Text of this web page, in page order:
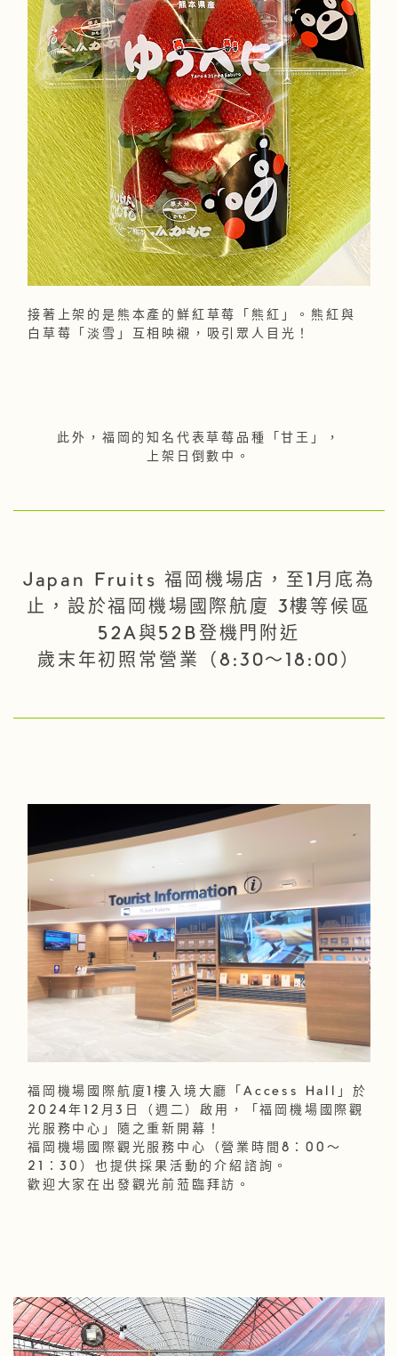
接著上架的是熊本產的鮮紅草莓「熊紅」。熊紅與
白草莓「淡雪」互相映襯，吸引眾人目光！
此外，福岡的知名代表草莓品種「甘王」，
上架日倒數中。
Japan Fruits 福岡機場店，至1月底為
止，設於福岡機場國際航廈 3樓等候區
52A與52B登機門附近
歲末年初照常營業（8:30～18:00）
福岡機場國際航廈1樓入境大廳「Access Hall」於
2024年12月3日（週二）啟用，「福岡機場國際觀
光服務中心」隨之重新開幕！
福岡機場國際觀光服務中心（營業時間8：00～
21：30）也提供採果活動的介紹諮詢。
歡迎大家在出發觀光前蒞臨拜訪。